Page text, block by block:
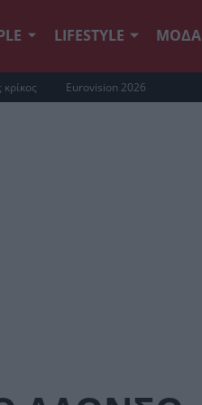
LIFESTYLE ΜΟΔΑ
Eurovision 2026